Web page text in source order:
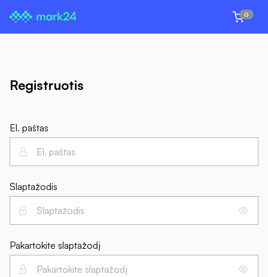
0
Registruotis
El. paštas
Slaptažodis
Pakartokite slaptažodį